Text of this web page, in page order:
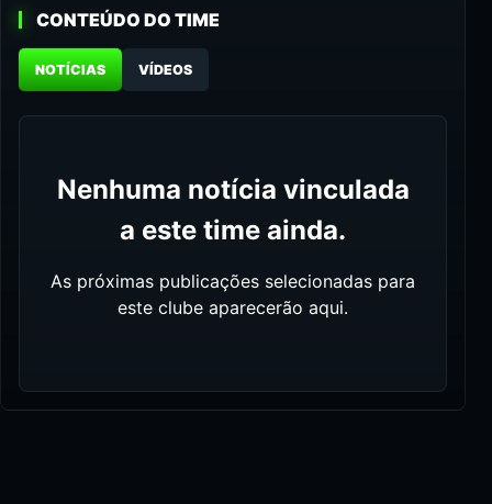
CONTEÚDO DO TIME
NOTÍCIAS VÍDEOS
Nenhuma notícia vinculada
a este time ainda.
As próximas publicações selecionadas para
este clube aparecerão aqui.